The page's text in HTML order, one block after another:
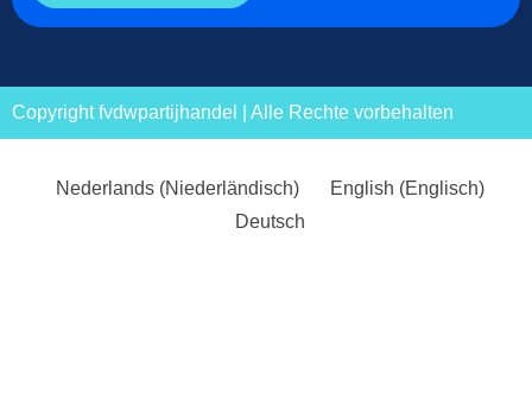
Copyright fvdwpartijhandel | Alle Rechte vorbehalten
Nederlands(Niederländisch) English (Englisch)
Deutsch